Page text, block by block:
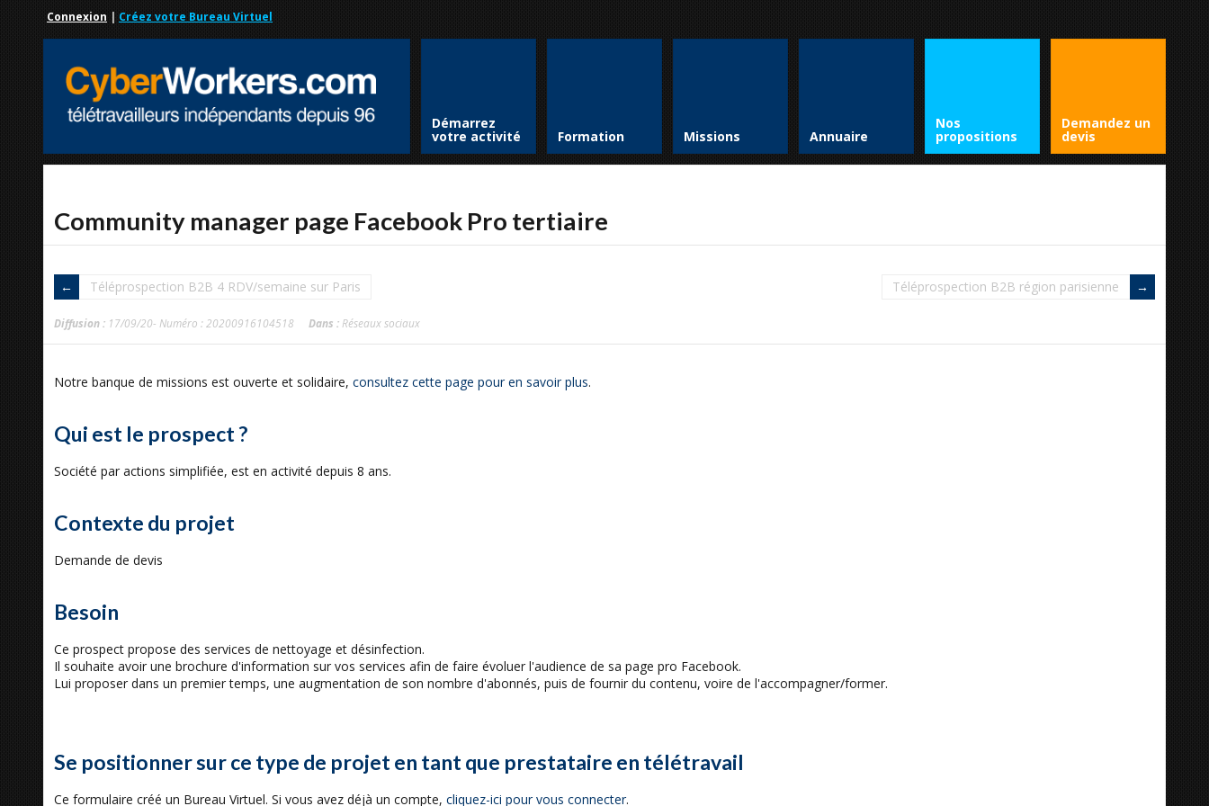
Connexion | Créez votre Bureau Virtuel
Démarrez
votre activité Formation Missions Annuaire
Nos
propositions
Demandez un
devis
Community manager page Facebook Pro tertiaire
Téléprospection B2B 4 RDV/semaine sur Paris Téléprospection B2B région parisienne
Diffusion : 17/09/20- Numéro : 20200916104518 Dans : Réseaux sociaux
Notre banque de missions est ouverte et solidaire, consultez cette page pour en savoir plus.
Qui est le prospect ?
Société par actions simplifiée, est en activité depuis 8 ans.
Contexte du projet
Demande de devis
Besoin
Ce prospect propose des services de nettoyage et désinfection.
Il souhaite avoir une brochure d'information sur vos services afin de faire évoluer l'audience de sa page pro Facebook.
Lui proposer dans un premier temps, une augmentation de son nombre d'abonnés, puis de fournir du contenu, voire de l'accompagner/former.
Se positionner sur ce type de projet en tant que prestataire en télétravail
Ce formulaire créé un Bureau Virtuel. Si vous avez déjà un compte, cliquez-ici pour vous connecter.